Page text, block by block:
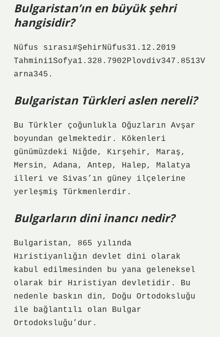
Bulgaristan’ın en büyük şehri
hangisidir?
Nüfus sırası#ŞehirNüfus31.12.2019
Tahmini1Sofya1.328.7902Plovdiv347.8513V
arna345.
Bulgaristan Türkleri aslen nereli?
Bu Türkler çoğunlukla Oğuzların Avşar
boyundan gelmektedir. Kökenleri
günümüzdeki Niğde, Kırşehir, Maraş,
Mersin, Adana, Antep, Halep, Malatya
illeri ve Sivas’ın güney ilçelerine
yerleşmiş Türkmenlerdir.
Bulgarların dini inancı nedir?
Bulgaristan, 865 yılında
Hıristiyanlığın devlet dini olarak
kabul edilmesinden bu yana geleneksel
olarak bir Hıristiyan devletidir. Bu
nedenle baskın din, Doğu Ortodoksluğu
ile bağlantılı olan Bulgar
Ortodoksluğu’dur.